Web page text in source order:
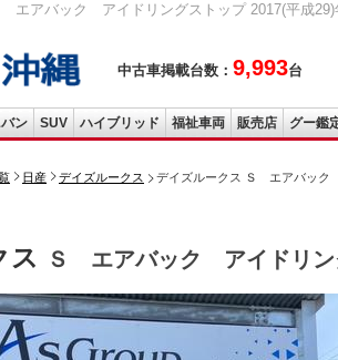
エアバック アイドリングストップ 2017(平成
中古車掲載台数： 9,993台
ン SUV ハイブリッド 福祉車両 販売店 グー鑑
日産 デイズルークス
デイズルークス Ｓ エアバック
ス Ｓ エアバック アイドリン